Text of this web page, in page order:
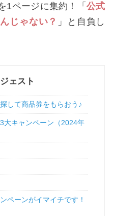
1ページに集約！「公式
じゃない？ 」と自負し
ェスト
して商品券をもらおう♪
大キャンペーン（2024年
ペーンがイマイチです！